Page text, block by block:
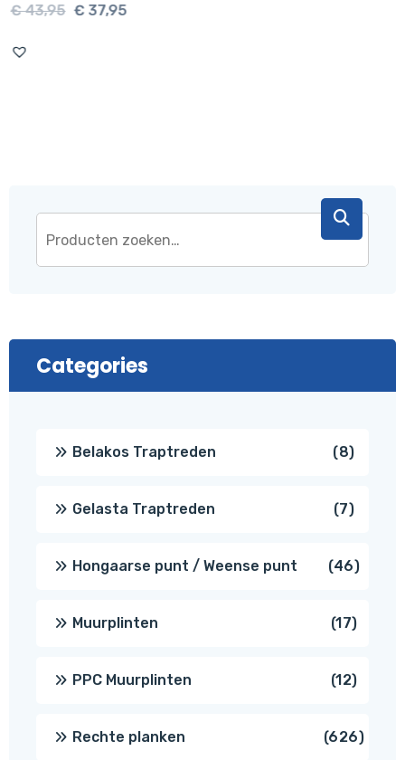
€43,95 Oorspronkelijke
€37,95Huidige
Categories
Belakos Traptreden 88
Gelasta Traptreden 77
Hongaarse punt / Weense punt 4646
Muurplinten 1717
PPC Muurplinten 1212
Rechte planken 626626